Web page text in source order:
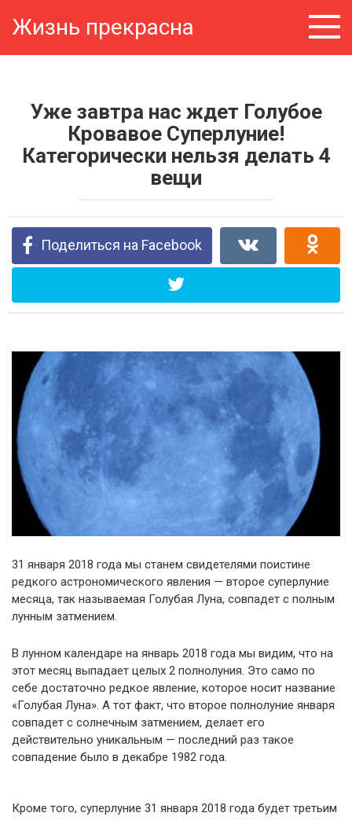
Жизнь прекрасна
Уже завтра нас ждет Голубое
Кровавое Суперлуние!
Категорически нельзя делать 4
вещи
Поделиться на Facebook
31 января 2018 года мы станем свидетелями поистине
редкого астрономического явления — второе суперлуние
месяца, так называемая Голубая Луна, совпадет с полным
лунным затмением.
В лунном календаре на январь 2018 года мы видим, что на
этот месяц выпадает целых 2 полнолуния. Это само по
себе достаточно редкое явление, которое носит название
«Голубая Луна». А тот факт, что второе полнолуние января
совпадет с солнечным затмением, делает его
действительно уникальным — последний раз такое
совпадение было в декабре 1982 года.
Кроме того, суперлуние 31 января 2018 года будет третьим